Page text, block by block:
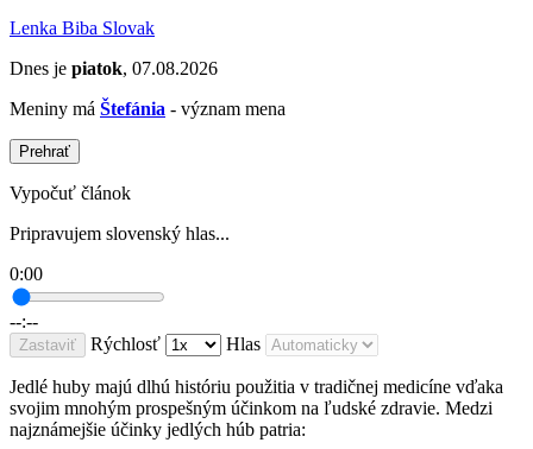
Lenka Biba Slovak
Dnes je piatok, 07.08.2026
Meniny má Štefánia - význam mena
Prehrať
Vypočuť článok
Pripravujem slovenský hlas...
0:00
--:--
Zastaviť Rýchlosť Hlas
Jedlé huby majú dlhú históriu použitia v tradičnej medicíne vďaka
svojim mnohým prospešným účinkom na ľudské zdravie. Medzi
najznámejšie účinky jedlých húb patria: